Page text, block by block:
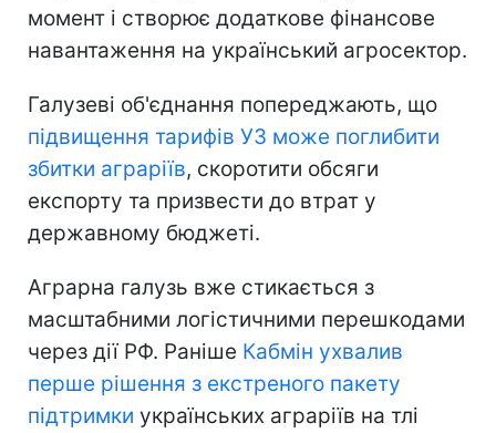
момент і створює додаткове фінансове
навантаження на український агросектор.
Галузеві об'єднання попереджають, що
підвищення тарифів УЗ може поглибити
збитки аграріїв, скоротити обсяги
експорту та призвести до втрат у
державному бюджеті.
Аграрна галузь вже стикається з
масштабними логістичними перешкодами
через дії РФ. Раніше Кабмін ухвалив
перше рішення з екстреного пакету
підтримки українських аграріїв на тлі